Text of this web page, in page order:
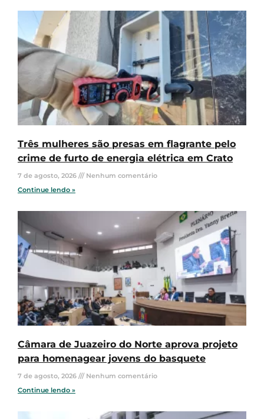
Três mulheres são presas em flagrante pelo
crime de furto de energia elétrica em Crato
7 de agosto, 2026
Nenhum comentário
Continue lendo »
Câmara de Juazeiro do Norte aprova projeto
para homenagear jovens do basquete
7 de agosto, 2026
Nenhum comentário
Continue lendo »